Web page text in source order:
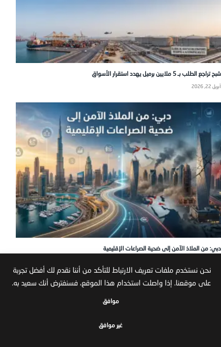
شبح تراجع الطلب بـ 5 ملايين برميل يهدد استقرار الأسواق
أبريل 22, 2026
دبي: من الملاذ الآمن إلى ضحية الصراعات الإقليمية
نحن نستخدم ملفات تعريف الارتباط للتأكد من أننا نقدم لك أفضل تجربة
على موقعنا. إذا واصلت استخدام هذا الموقع، فسنفترض أنك سعيد به.
موافق
غير موافق